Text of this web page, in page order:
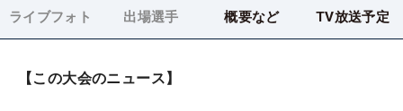
ライブフォト 出場選手 概要など TV放送予定
【この大会のニュース】